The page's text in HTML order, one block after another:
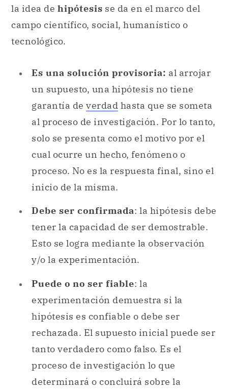
la idea de hipótesis se da en el marco del
campo científico, social, humanístico o
tecnológico.
Es una solución provisoria: al arrojar
un supuesto, una hipótesis no tiene
garantía de verdad hasta que se someta
al proceso de investigación. Por lo tanto,
solo se presenta como el motivo por el
cual ocurre un hecho, fenómeno o
proceso. No es la respuesta final, sino el
inicio de la misma.
Debe ser confirmada: la hipótesis debe
tener la capacidad de ser demostrable.
Esto se logra mediante la observación
y/o la experimentación.
Puede o no ser fiable: la
experimentación demuestra si la
hipótesis es confiable o debe ser
rechazada. El supuesto inicial puede ser
tanto verdadero como falso. Es el
proceso de investigación lo que
determinará o concluirá sobre la